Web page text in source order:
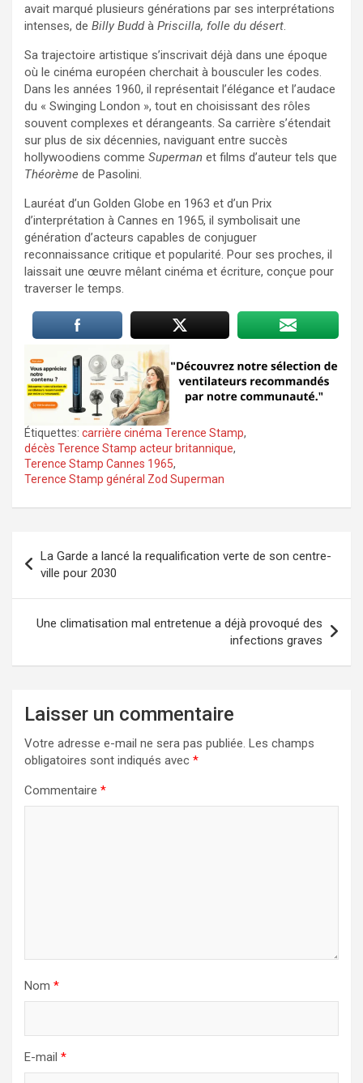
avait marqué plusieurs générations par ses interprétations
intenses, de Billy Buddà Priscilla, folle du désert.
Sa trajectoire artistique s’inscrivait déjà dans une époque
où le cinéma européen cherchait à bousculer les codes.
Dans les années 1960, il représentait l’élégance et l’audace
du « Swinging London », tout en choisissant des rôles
souvent complexes et dérangeants. Sa carrière s’étendait
sur plus de six décennies, naviguant entre succès
hollywoodiens comme Superman et films d’auteur tels que
Théorème de Pasolini.
Lauréat d’un Golden Globe en 1963 et d’un Prix
d’interprétation à Cannes en 1965, il symbolisait une
génération d’acteurs capables de conjuguer
reconnaissance critique et popularité. Pour ses proches, il
laissait une œuvre mêlant cinéma et écriture, conçue pour
traverser le temps.
Étiquettes: carrière cinéma Terence Stamp,
décès Terence Stamp acteur britannique,
Terence Stamp Cannes 1965,
Terence Stamp général Zod Superman
de
l’article
La Garde a lancé la requalification verte de son centre-
ville pour 2030
Une climatisation mal entretenue a déjà provoqué des
infections graves
Laisser un commentaire
Votre adresse e-mail ne sera pas publiée. Les champs
obligatoires sont indiqués avec *
Commentaire *
Nom *
E-mail *